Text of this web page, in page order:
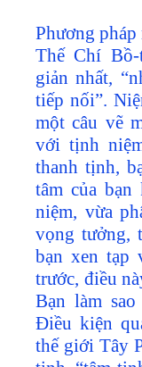
Phương
Thế Chí
giản nhất,
tiếp nối”.
một câu vẽ
với tịnh
thanh tịnh,
tâm của
niệm, vừa
vọng tưởng,
bạn xen tạp
trước, điều
Bạn làm
Điều kiện
thế giới Tây